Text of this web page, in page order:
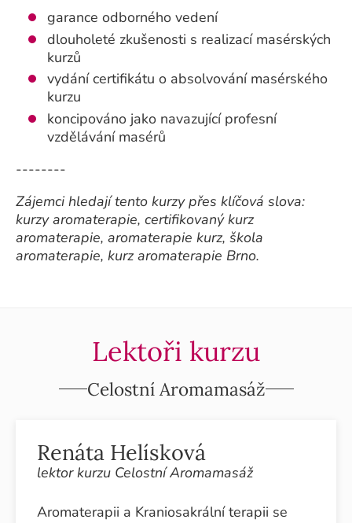
garance odborného vedení
dlouholeté zkušenosti s realizací masérských
kurzů
vydání certifikátu o absolvování masérského
kurzu
koncipováno jako navazující profesní
vzdělávání masérů
--------
Zájemci hledají tento kurzy přes klíčová slova:
kurzy aromaterapie, certifikovaný kurz
aromaterapie, aromaterapie kurz, škola
aromaterapie, kurz aromaterapie Brno.
Lektoři kurzu
Celostní Aromamasáž
Renáta Helísková
lektor kurzu Celostní Aromamasáž
Aromaterapii a Kraniosakrální terapii se